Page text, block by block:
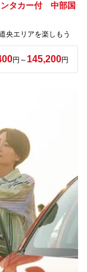
ンタカー付 中部国
央エリアを楽しもう
円～ 145,200円